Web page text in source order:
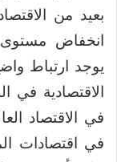
بعيد من
انخفاض مستوى
يوجد ارتباط
الاقتصادية في
في الاقتصاد
في اقتصادات